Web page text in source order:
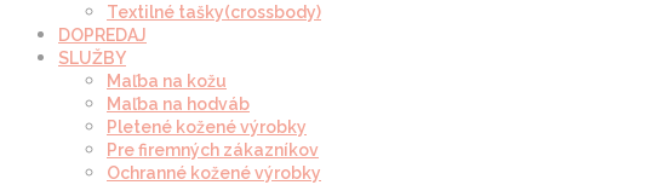
Textilné tašky(crossbody)
DOPREDAJ
SLUŽBY
Maľba na kožu
Maľba na hodváb
Pletené kožené výrobky
Pre firemných zákazníkov
Ochranné kožené výrobky